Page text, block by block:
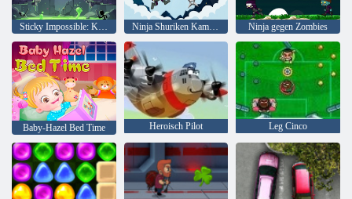
Sticky Impossible: Kapitel 1 Ninja Shuriken Kampf 2 Ninja gegen Zombies
Baby-Hazel Bed Time Heroisch Pilot Leg Cinco